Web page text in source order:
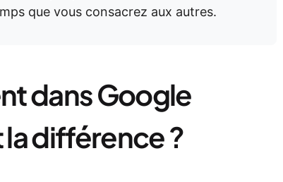
que vous consacrez aux autres.
dans Google
différence ?